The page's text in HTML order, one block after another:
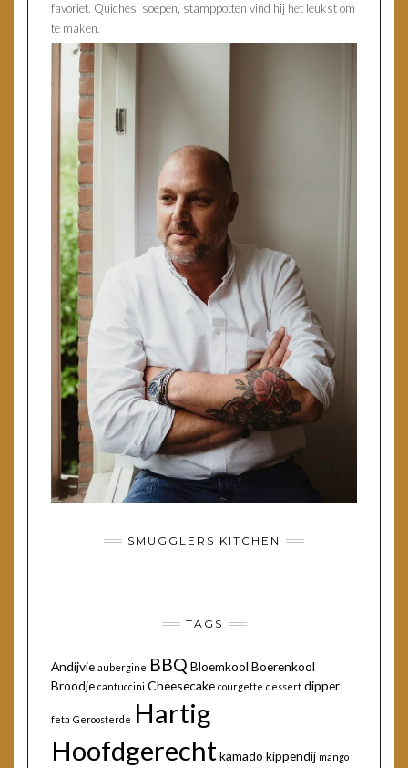
favoriet. Quiches, soepen, stamppotten vind hij het leukst om
te maken.
SMUGGLERS KITCHEN
TAGS
Andijvie aubergine BBQ Bloemkool Boerenkool
Broodje cantuccini Cheesecake courgette dessert dipper
feta Geroosterde Hartig
Hoofdgerechtkamado kippendij mango